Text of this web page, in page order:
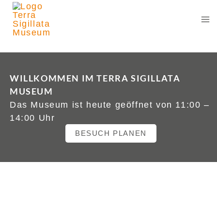
Zum
Inhalt
springen
WILLKOMMEN IM TERRA SIGILLATA
MUSEUM
Das Museum ist heute geöffnet von 11:00 –
14:00 Uhr
BESUCH PLANEN